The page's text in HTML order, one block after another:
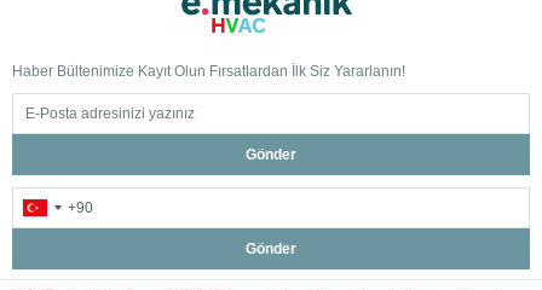
Haber Bültenimize Kayıt Olun Fırsatlardan İlk Siz Yararlanın!
Gönder
Gönder